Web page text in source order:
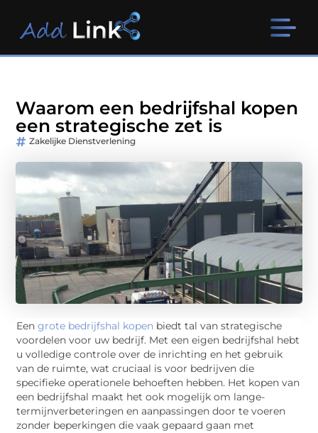
Waarom een bedrijfshal kopen
een strategische zet is
Zakelijke Dienstverlening
Eengrote bedrijfshal kopen biedt tal van strategische
voordelen voor uw bedrijf. Met een eigen bedrijfshal hebt
u volledige controle over de inrichting en het gebruik
van de ruimte, wat cruciaal is voor bedrijven die
specifieke operationele behoeften hebben. Het kopen van
een bedrijfshal maakt het ook mogelijk om lange-
termijnverbeteringen en aanpassingen door te voeren
zonder beperkingen die vaak gepaard gaan met